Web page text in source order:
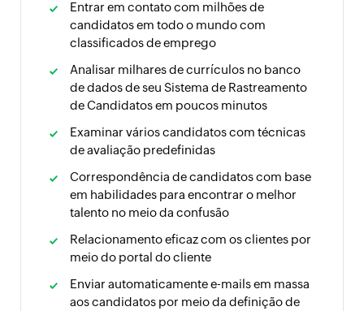
Entrar em contato com milhões de
candidatos em todo o mundo com
classificados de emprego
Analisar milhares de currículos no banco
de dados de seu Sistema de Rastreamento
de Candidatos em poucos minutos
Examinar vários candidatos com técnicas
de avaliação predefinidas
Correspondência de candidatos com base
em habilidades para encontrar o melhor
talento no meio da confusão
Relacionamento eficaz com os clientes por
meio do portal do cliente
Enviar automaticamente e-mails em massa
aos candidatos por meio da definição de